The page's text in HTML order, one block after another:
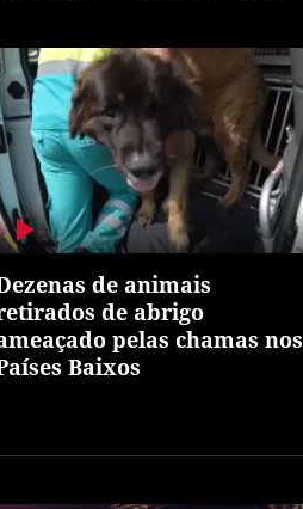
de animais
de abrigo
pelas chamas nos
Baixos